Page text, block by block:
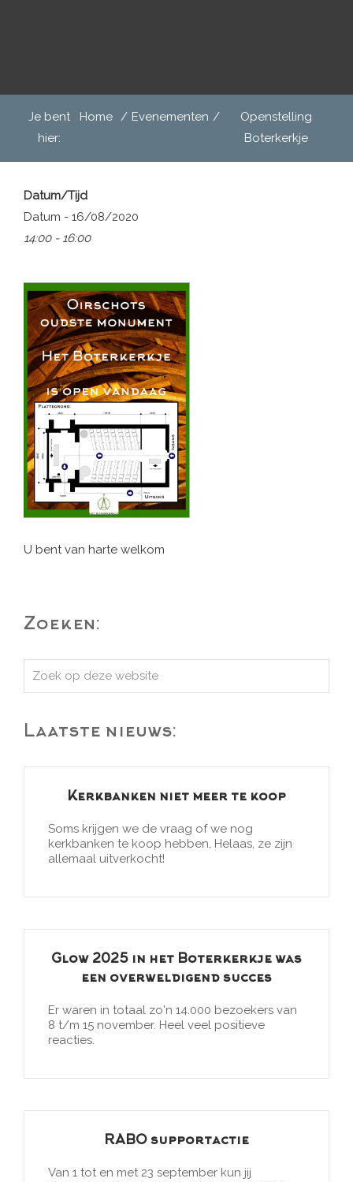
inhoud
Header
Rechts
Je bent
hier:
Home / Evenementen /
Openstelling
Boterkerkje
Datum/Tijd
Datum - 16/08/2020
14:00 - 16:00
U bent van harte welkom
Zoeken:
Zoek
op
website
Laatste nieuws:
Kerkbanken niet meer te koop
Soms krijgen we de vraag of we nog
kerkbanken te koop hebben. Helaas, ze zijn
allemaal uitverkocht!
Glow 2025 in het Boterkerkje was
een overweldigend succes
Er waren in totaal zo'n 14.000 bezoekers van
8 t/m 15 november. Heel veel positieve
reacties.
RABO supportactie
Van 1 tot en met 23 september kun jij